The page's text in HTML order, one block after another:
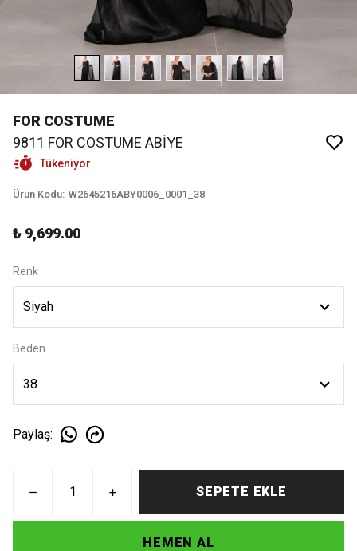
FOR COSTUME
9811 FOR COSTUME ABİYE
Tükeniyor
Ürün Kodu: W2645216ABY0006_0001_38
₺ 9,699.00
Renk
Beden
Paylaş:
SEPETE EKLE
HEMEN AL